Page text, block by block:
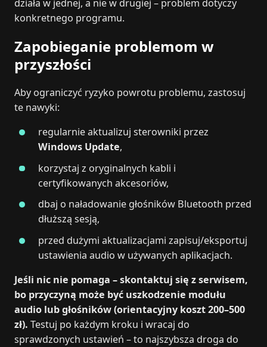
działa w jednej, a nie w drugiej – problem dotyczy
konkretnego programu.
Zapobieganie problemom w
przyszłości
Aby ograniczyć ryzyko powrotu problemu, zastosuj
te nawyki:
regularnie aktualizuj sterowniki przez
Windows Update,
korzystaj z oryginalnych kabli i
certyfikowanych akcesoriów,
dbaj o naładowanie głośników Bluetooth przed
dłuższą sesją,
przed dużymi aktualizacjami zapisuj/eksportuj
ustawienia audio w używanych aplikacjach.
Jeśli nic nie pomaga – skontaktuj się z serwisem,
bo przyczyną może być uszkodzenie modułu
audio lub głośników (orientacyjny koszt 200–500
zł). Testuj po każdym kroku i wracaj do
sprawdzonych ustawień – to najszybsza droga do